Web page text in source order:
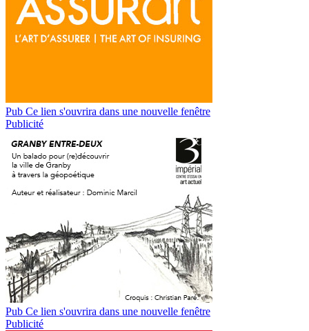
Pub Ce lien s'ouvrira dans une nouvelle fenêtre
Publicité
Pub Ce lien s'ouvrira dans une nouvelle fenêtre
Publicité